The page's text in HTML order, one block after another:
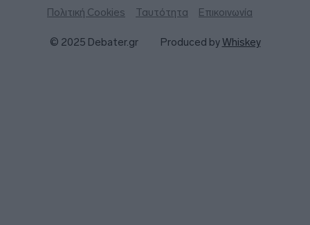
Πολιτική Cookies
Ταυτότητα Επικοινωνία
© 2025 Debater.gr Produced byWhiskey